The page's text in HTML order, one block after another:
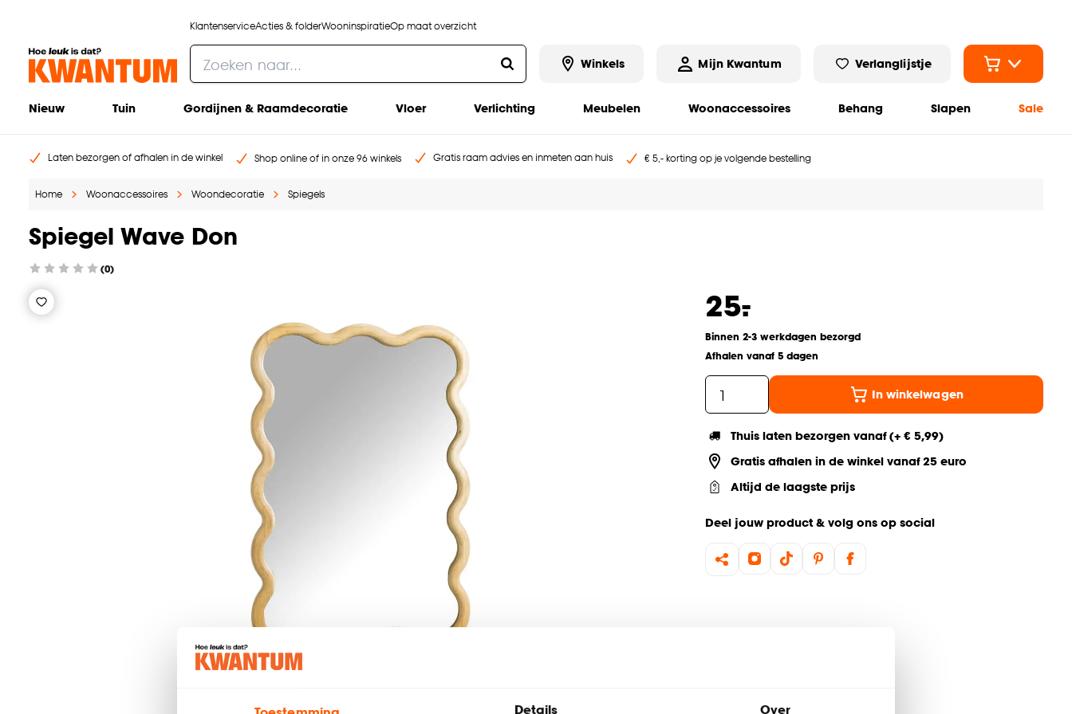
Details Over
KlantenserviceActies & folderWooninspiratieOp maat overzicht
Winkels Mijn Kwantum Verlanglijstje
Nieuw Tuin Gordijnen & Raamdecoratie Vloer Verlichting Meubelen Woonaccessoires Behang Slapen Sale
Laten bezorgen of afhalen in de winkel Shop online of in onze 96 winkels Gratis raam advies en inmeten aan huis € 5,- korting op je volgende bestelling
Home Woonaccessoires Woondecoratie Spiegels
Spiegel Wave Don
(0)
25.
-
Binnen 2-3 werkdagen bezorgd
Afhalen vanaf 5 dagen
In winkelwagen
Thuis laten bezorgen vanaf (+ € 5,99)
Gratis afhalen in de winkel vanaf 25 euro
Altijd de laagste prijs
Deel jouw product & volg ons op social